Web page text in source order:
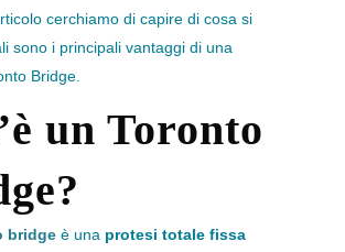
cerchiamo di capire di cosa si
sono i principali vantaggi di una
Bridge.
un Toronto
bridge è una protesi totale fissa